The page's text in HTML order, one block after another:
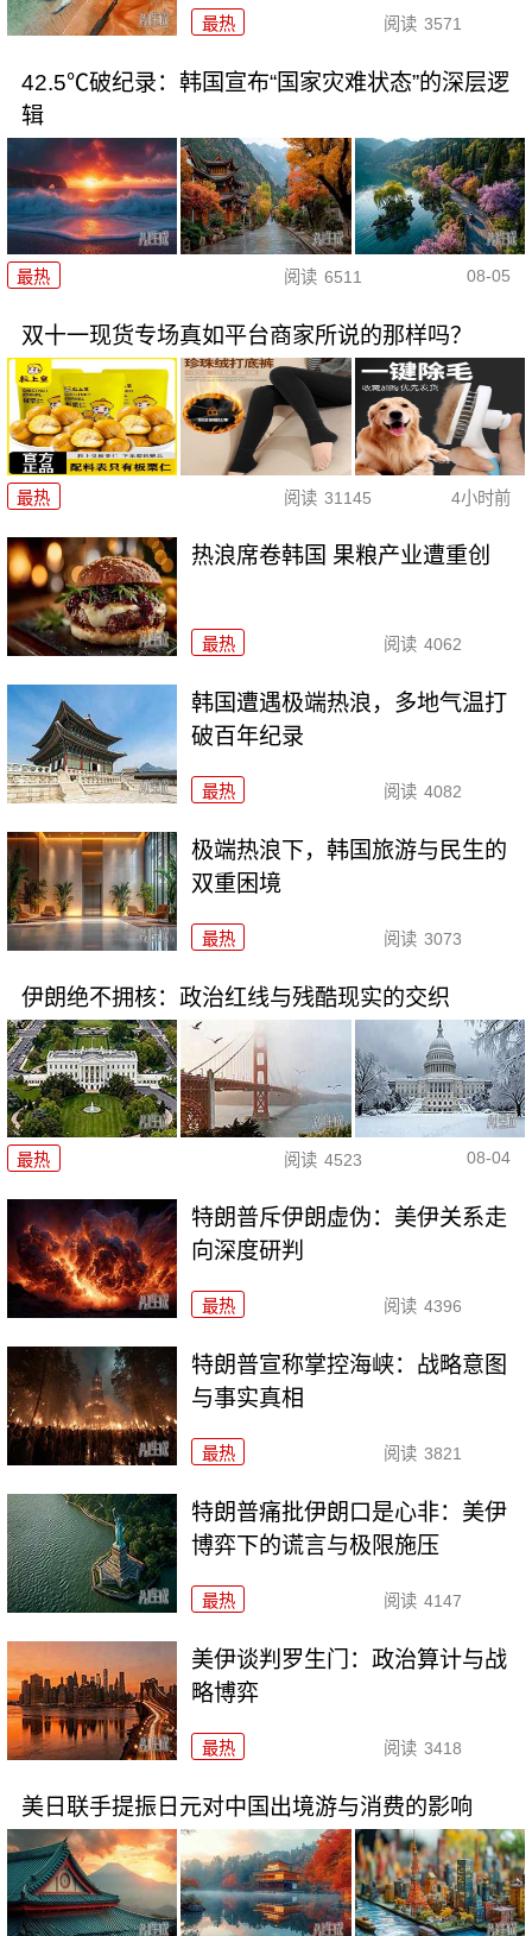
最热 阅读 3571
42.5℃破纪录：韩国宣布“国家灾难状态”的深层逻
辑
最热 阅读 6511 08-05
双十一现货专场真如平台商家所说的那样吗？
最热 阅读 31145 4小时前
热浪席卷韩国 果粮产业遭重创
最热 阅读 4062
韩国遭遇极端热浪，多地气温打
破百年纪录
最热 阅读 4082
极端热浪下，韩国旅游与民生的
双重困境
最热 阅读 3073
伊朗绝不拥核：政治红线与残酷现实的交织
最热 阅读 4523 08-04
特朗普斥伊朗虚伪：美伊关系走
向深度研判
最热 阅读 4396
特朗普宣称掌控海峡：战略意图
与事实真相
最热 阅读 3821
特朗普痛批伊朗口是心非：美伊
博弈下的谎言与极限施压
最热 阅读 4147
美伊谈判罗生门：政治算计与战
略博弈
最热 阅读 3418
美日联手提振日元对中国出境游与消费的影响